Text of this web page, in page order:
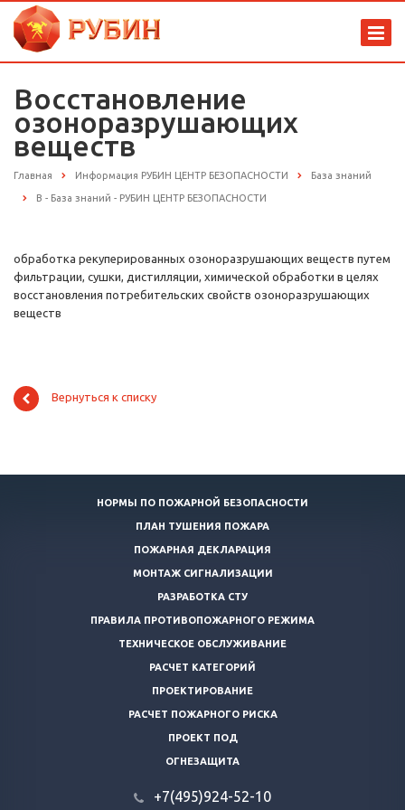
Восстановление
озоноразрушающих
веществ
Главная Информация РУБИН ЦЕНТР БЕЗОПАСНОСТИ База знаний
В - База знаний - РУБИН ЦЕНТР БЕЗОПАСНОСТИ
обработка рекуперированных озоноразрушающих веществ путем
фильтрации, сушки, дистилляции, химической обработки в целях
восстановления потребительских свойств озоноразрушающих
веществ
Вернуться к списку
НОРМЫ ПО ПОЖАРНОЙ БЕЗОПАСНОСТИ
ПЛАН ТУШЕНИЯ ПОЖАРА
ПОЖАРНАЯ ДЕКЛАРАЦИЯ
МОНТАЖ СИГНАЛИЗАЦИИ
РАЗРАБОТКА СТУ
ПРАВИЛА ПРОТИВОПОЖАРНОГО РЕЖИМА
ТЕХНИЧЕСКОЕ ОБСЛУЖИВАНИЕ
РАСЧЕТ КАТЕГОРИЙ
ПРОЕКТИРОВАНИЕ
РАСЧЕТ ПОЖАРНОГО РИСКА
ПРОЕКТ ПОД
ОГНЕЗАЩИТА
+7(495)924-52-10